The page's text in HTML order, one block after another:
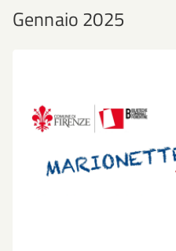
Gennaio 2025